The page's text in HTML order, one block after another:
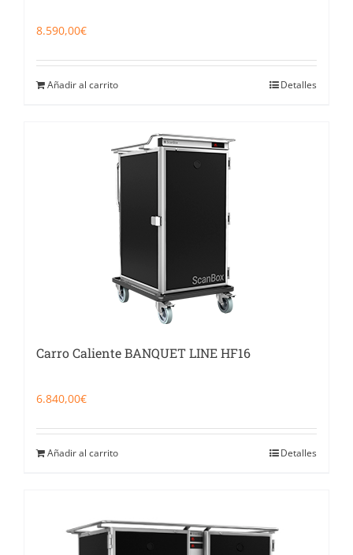
8.590,00€
Añadir al carrito Detalles
Carro Caliente BANQUET LINE HF16
6.840,00€
Añadir al carrito Detalles